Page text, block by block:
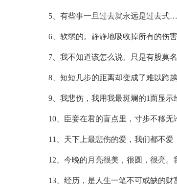
5、有些事一旦过去就永远是过去式
6、软弱的。静静地吸收掉所有的伤
7、我不知道该怎么说、只是有股莫
8、短短几步的距离却变成了难以跨
9、我悲伤，我用我最斑斓的1面显示
10、臣妾在君的盲点里，寸步不移无
11、天下上最悲伤的爱，我们都不爱
12、今晚的月亮很美，很圆，很亮。
13、经历，是人生一笔不可或缺的